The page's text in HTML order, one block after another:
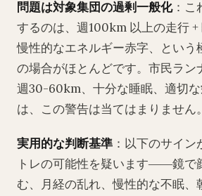
問題は対象集団の過剰一般化：こ
するのは、週100km 以上の走行
慢性的なエネルギー赤字、という
の場合がほとんどです。市民ラ
週30-60km、十分な睡眠、適切
は、この警告は当てはまりません。
実用的な判断基準 ：以下のサイ
トレの可能性を疑います――鏡で
む、月経の乱れ、慢性的な不眠、